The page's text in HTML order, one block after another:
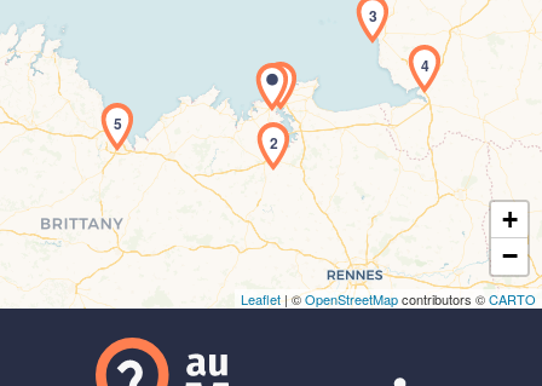
Chargement de la carte en cours...
1
2
3
4
5
+
−
Leaflet| ©OpenStreetMapcontributors ©CARTO